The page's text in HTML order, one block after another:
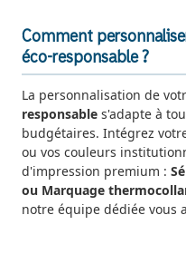
Comment
éco-responsable ?
La personnalisation de
responsable s'adapte à
budgétaires. Intégrez
ou vos couleurs
d'impression premium :
ou Marquage
notre équipe dédiée vous